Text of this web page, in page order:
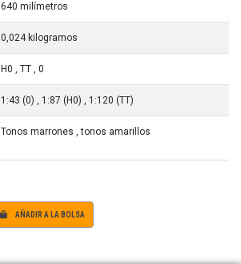
640 milímetros
0,024 kilogramos
H0 , TT , 0
1:43 (0) , 1:87 (H0) , 1:120 (TT)
Tonos marrones , tonos amarillos
AÑADIR A LA BOLSA